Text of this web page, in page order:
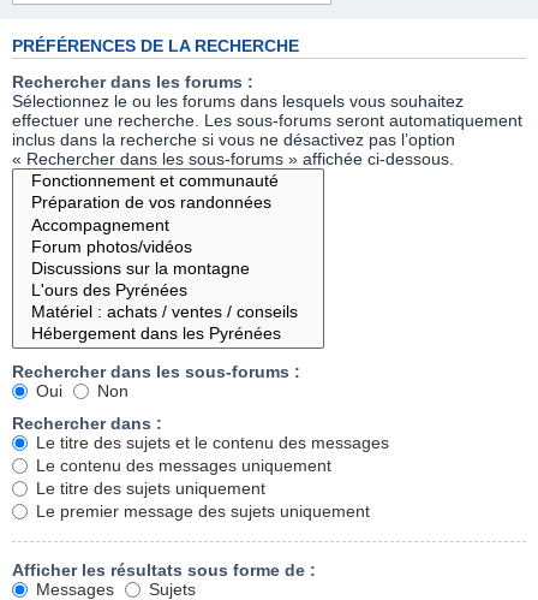
PRÉFÉRENCES DE LA RECHERCHE
Rechercher dans les forums :
Sélectionnez le ou les forums dans lesquels vous souhaitez
effectuer une recherche. Les sous-forums seront automatiquement
inclus dans la recherche si vous ne désactivez pas l’option
« Rechercher dans les sous-forums » affichée ci-dessous.
Rechercher dans les sous-forums :
Oui
Non
Rechercher dans :
Le titre des sujets et le contenu des messages
Le contenu des messages uniquement
Le titre des sujets uniquement
Le premier message des sujets uniquement
Afficher les résultats sous forme de :
Messages
Sujets